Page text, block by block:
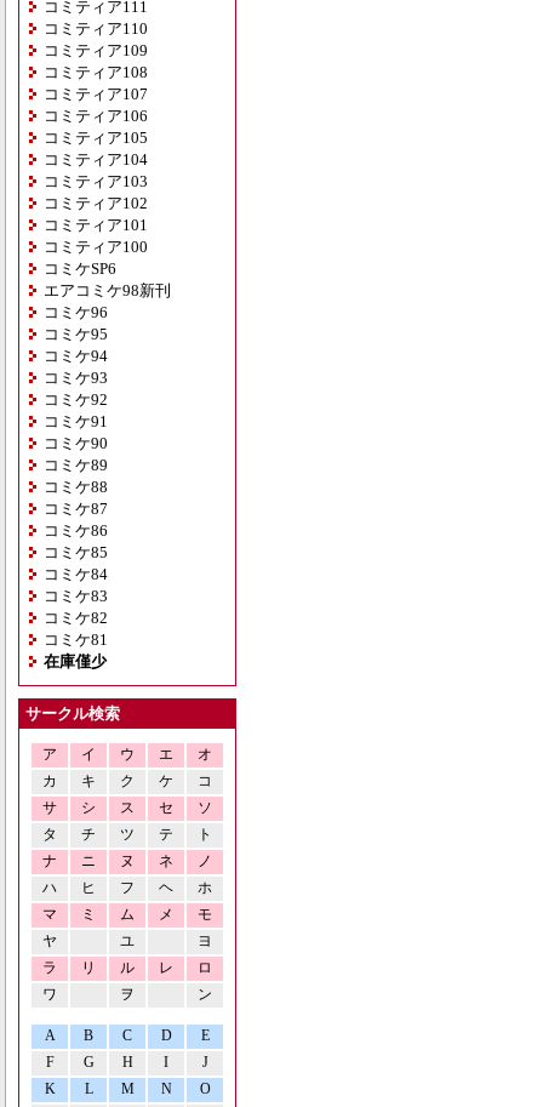
コミティア111
コミティア110
コミティア109
コミティア108
コミティア107
コミティア106
コミティア105
コミティア104
コミティア103
コミティア102
コミティア101
コミティア100
コミケSP6
エアコミケ98新刊
コミケ96
コミケ95
コミケ94
コミケ93
コミケ92
コミケ91
コミケ90
コミケ89
コミケ88
コミケ87
コミケ86
コミケ85
コミケ84
コミケ83
コミケ82
コミケ81
在庫僅少
サークル検索
ア イ ウ エ
オ
カ
キ ク ケ
コ
サ
シ ス セ
ソ
タ
チ ツ テ
ト
ナ
ニ ヌ ネ
ノ
ハ
ヒ フ ヘ
ホ
マ
ミ ム メ
モ
ヤ
ユ
ヨ
ラ
リ ル レ
ロ
ワ
ヲ ン
A B C D
E
F
G H I
J
K
L M N O